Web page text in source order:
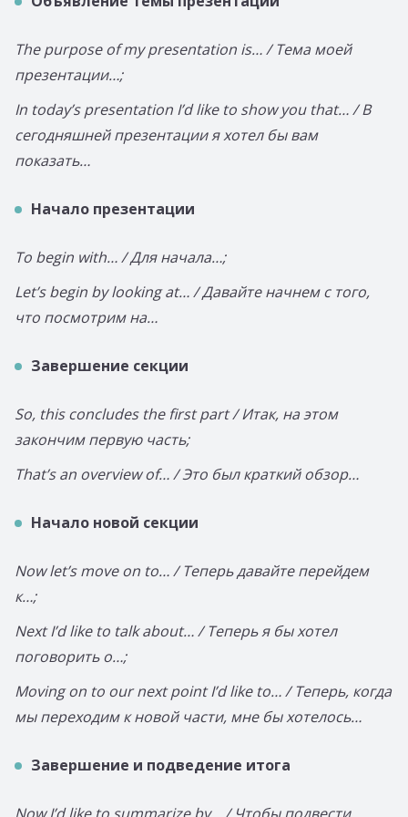
The purpose of my presentation is… / Тема моей
презентации…;
In today’s presentation I’d like to show you that… / В
сегодняшней презентации я хотел бы вам
показать…
Начало презентации
To begin with… / Для начала…;
Let’s begin by looking at… / Давайте начнем с того,
что посмотрим на…
Завершение секции
So, this concludes the first part / Итак, на этом
закончим первую часть;
That’s an overview of… / Это был краткий обзор…
Начало новой секции
Now let’s move on to… / Теперь давайте перейдем
к…;
Next I’d like to talk about… / Теперь я бы хотел
поговорить о…;
Moving on to our next point I’d like to… / Теперь, когда
мы переходим к новой части, мне бы хотелось…
Завершение и подведение итога